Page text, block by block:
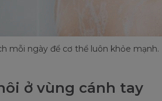
mỗi ngày để cơ thể luôn khỏe
ở vùng cánh tay